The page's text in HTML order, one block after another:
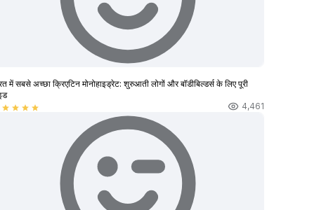
में सबसे अच्छा क्रिएटिन मोनोहाइड्रेट: शुरुआती लोगों और बॉडीबिल्डर्स के लिए पूरी
star star star star 4,461